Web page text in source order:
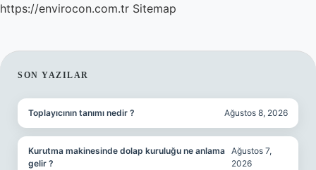
https://envirocon.com.tr Sitemap
SIDEBAR
SON YAZILAR
Toplayıcının tanımı nedir ? Ağustos 8, 2026
Kurutma makinesinde dolap kuruluğu ne anlama
gelir ?
Ağustos 7,
2026